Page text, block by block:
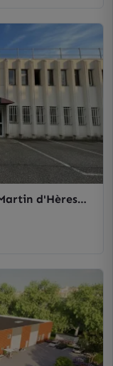
d'Hères